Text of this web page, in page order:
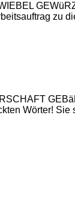
zu
Wörter!